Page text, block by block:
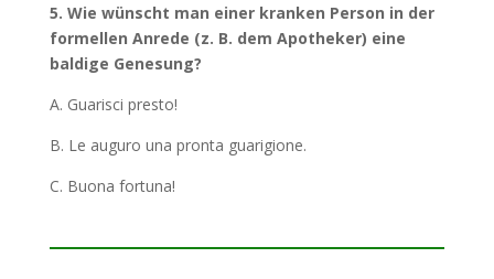
5. Wie wünscht man einer kranken Person in der
formellen Anrede (z. B. dem Apotheker) eine
baldige Genesung?
A. Guarisci presto!
B. Le auguro una pronta guarigione.
C. Buona fortuna!